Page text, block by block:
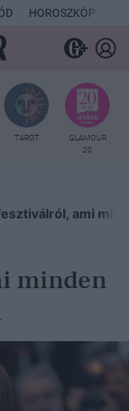
HOROSZKÓP
TAROT
GLAMOUR
20
ami
minden